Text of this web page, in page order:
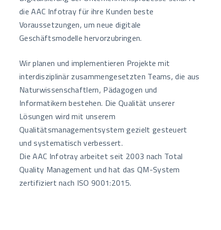
die AAC Infotray für ihre Kunden beste
Voraussetzungen, um neue digitale
Geschäftsmodelle hervorzubringen.
Wir planen und implementieren Projekte mit
interdisziplinär zusammengesetzten Teams, die aus
Naturwissenschaftlern, Pädagogen und
Informatikern bestehen. Die Qualität unserer
Lösungen wird mit unserem
Qualitätsmanagementsystem gezielt gesteuert
und systematisch verbessert.
Die AAC Infotray arbeitet seit 2003 nach Total
Quality Management und hat das QM-System
zertifiziert nach ISO 9001:2015.